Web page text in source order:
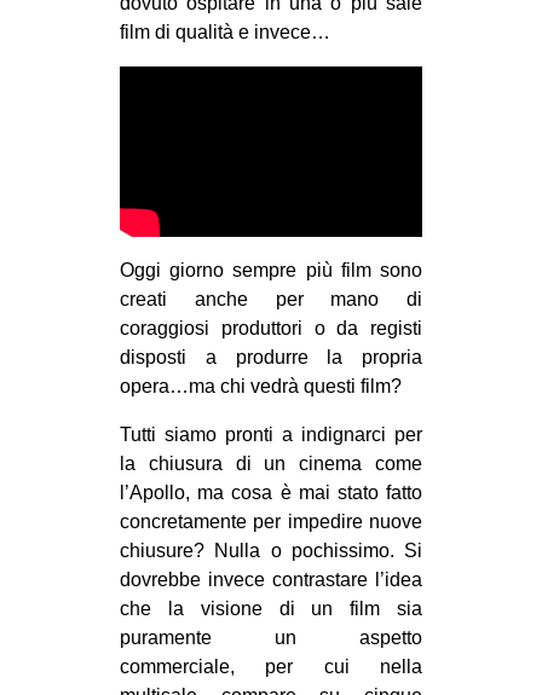
film di qualità e invece…
Oggi giorno sempre più film sono
creati anche per mano di
coraggiosi produttori o da registi
disposti a produrre la propria
opera…ma chi vedrà questi film?
Tutti siamo pronti a indignarci per
la chiusura di un cinema come
l’Apollo, ma cosa è mai stato fatto
concretamente per impedire nuove
chiusure? Nulla o pochissimo. Si
dovrebbe invece contrastare l’idea
che la visione di un film sia
puramente un aspetto
commerciale, per cui nella